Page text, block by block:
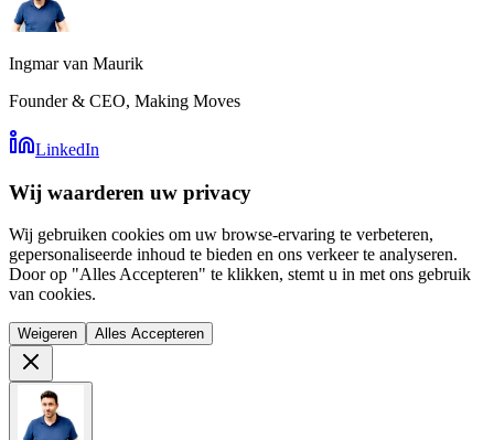
Ingmar van Maurik
Founder & CEO, Making Moves
LinkedIn
Wij waarderen uw privacy
Wij gebruiken cookies om uw browse-ervaring te verbeteren,
gepersonaliseerde inhoud te bieden en ons verkeer te analyseren.
Door op "Alles Accepteren" te klikken, stemt u in met ons gebruik
van cookies.
Weigeren Alles Accepteren